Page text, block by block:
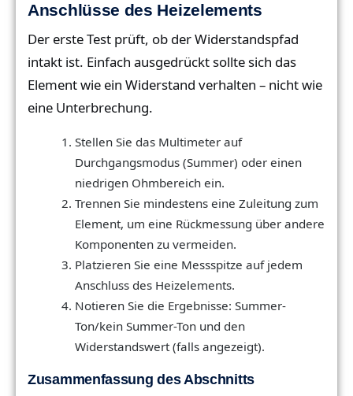
Anschlüsse des Heizelements
Der erste Test prüft, ob der Widerstandspfad
intakt ist. Einfach ausgedrückt sollte sich das
Element wie ein Widerstand verhalten – nicht wie
eine Unterbrechung.
Stellen Sie das Multimeter auf
Durchgangsmodus (Summer) oder einen
niedrigen Ohmbereich ein.
Trennen Sie mindestens eine Zuleitung zum
Element, um eine Rückmessung über andere
Komponenten zu vermeiden.
Platzieren Sie eine Messspitze auf jedem
Anschluss des Heizelements.
Notieren Sie die Ergebnisse: Summer-
Ton/kein Summer-Ton und den
Widerstandswert (falls angezeigt).
Zusammenfassung des Abschnitts